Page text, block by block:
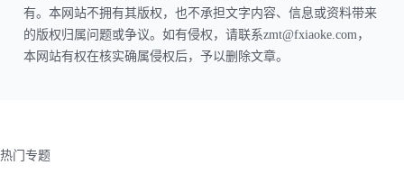
有。本网站不拥有其版权，也不承担文字内容、信息或资料带来
的版权归属问题或争议。如有侵权，请联系zmt@fxiaoke.com，
本网站有权在核实确属侵权后，予以删除文章。
热门专题